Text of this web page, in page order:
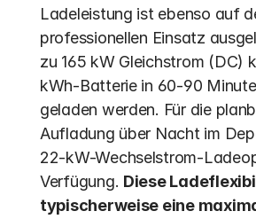
Ladeleistung ist ebenso auf
professionellen Einsatz
zu 165 kW Gleichstrom (DC)
kWh-Batterie in 60-90
geladen werden. Für die
Aufladung über Nacht im
22-kW-Wechselstrom-
Verfügung. Diese
typischerweise eine